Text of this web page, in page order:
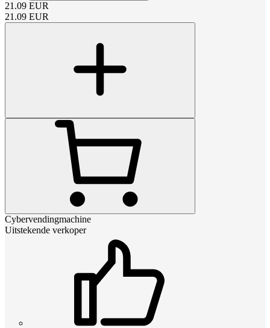
21.09 EUR
21.09 EUR
Cybervendingmachine
Uitstekende verkoper